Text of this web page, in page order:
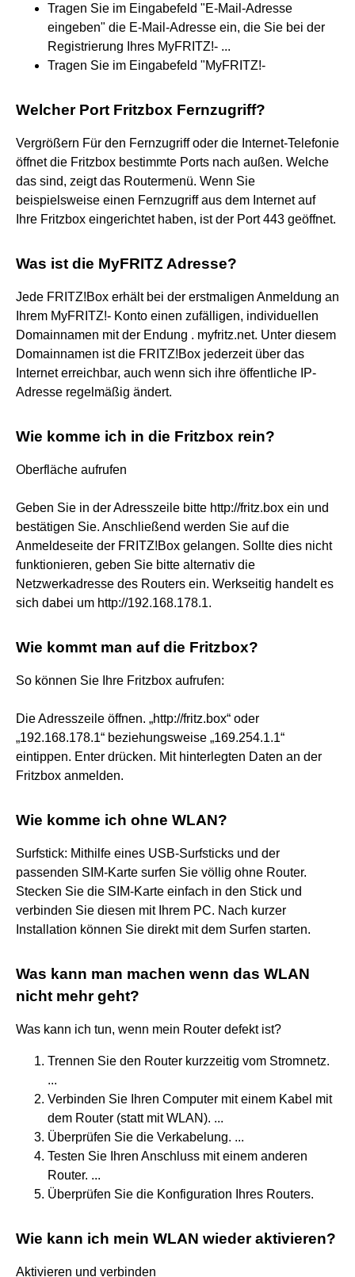
Tragen Sie im Eingabefeld "E-Mail-Adresse
eingeben" die E-Mail-Adresse ein, die Sie bei der
Registrierung Ihres MyFRITZ!- ...
Tragen Sie im Eingabefeld "MyFRITZ!-
Welcher Port Fritzbox Fernzugriff?
Vergrößern Für den Fernzugriff oder die Internet-Telefonie
öffnet die Fritzbox bestimmte Ports nach außen. Welche
das sind, zeigt das Routermenü. Wenn Sie
beispielsweise einen Fernzugriff aus dem Internet auf
Ihre Fritzbox eingerichtet haben, ist der Port 443 geöffnet.
Was ist die MyFRITZ Adresse?
Jede FRITZ!Box erhält bei der erstmaligen Anmeldung an
Ihrem MyFRITZ!- Konto einen zufälligen, individuellen
Domainnamen mit der Endung . myfritz.net. Unter diesem
Domainnamen ist die FRITZ!Box jederzeit über das
Internet erreichbar, auch wenn sich ihre öffentliche IP-
Adresse regelmäßig ändert.
Wie komme ich in die Fritzbox rein?
Oberfläche aufrufen
Geben Sie in der Adresszeile bitte http://fritz.box ein und
bestätigen Sie. Anschließend werden Sie auf die
Anmeldeseite der FRITZ!Box gelangen. Sollte dies nicht
funktionieren, geben Sie bitte alternativ die
Netzwerkadresse des Routers ein. Werkseitig handelt es
sich dabei um http://192.168.178.1.
Wie kommt man auf die Fritzbox?
So können Sie Ihre Fritzbox aufrufen:
Die Adresszeile öffnen. „http://fritz.box“ oder
„192.168.178.1“ beziehungsweise „169.254.1.1“
eintippen. Enter drücken. Mit hinterlegten Daten an der
Fritzbox anmelden.
Wie komme ich ohne WLAN?
Surfstick: Mithilfe eines USB-Surfsticks und der
passenden SIM-Karte surfen Sie völlig ohne Router.
Stecken Sie die SIM-Karte einfach in den Stick und
verbinden Sie diesen mit Ihrem PC. Nach kurzer
Installation können Sie direkt mit dem Surfen starten.
Was kann man machen wenn das WLAN
nicht mehr geht?
Was kann ich tun, wenn mein Router defekt ist?
Trennen Sie den Router kurzzeitig vom Stromnetz.
...
Verbinden Sie Ihren Computer mit einem Kabel mit
dem Router (statt mit WLAN). ...
Überprüfen Sie die Verkabelung. ...
Testen Sie Ihren Anschluss mit einem anderen
Router. ...
Überprüfen Sie die Konfiguration Ihres Routers.
Wie kann ich mein WLAN wieder aktivieren?
Aktivieren und verbinden